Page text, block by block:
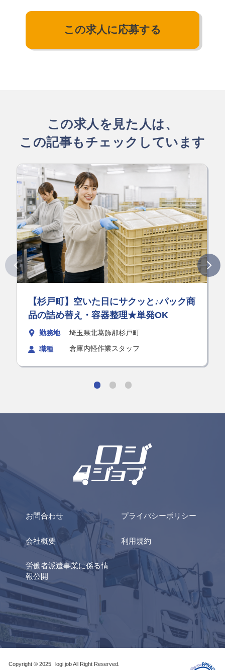
この求人に応募する
この求人を見た人は、
この記事もチェックしています
【杉戸町】空いた日にサクッと♪パック商
品の詰め替え・容器整理★単発OK
勤務地 埼玉県北葛飾郡杉戸町
職種 倉庫内軽作業スタッフ
会社概要
プライバシーポリシー
利用規約
労働者派遣事業に係る情
報公開
お問合わせ
Copyright © 2025 logi job All Right Reserved.